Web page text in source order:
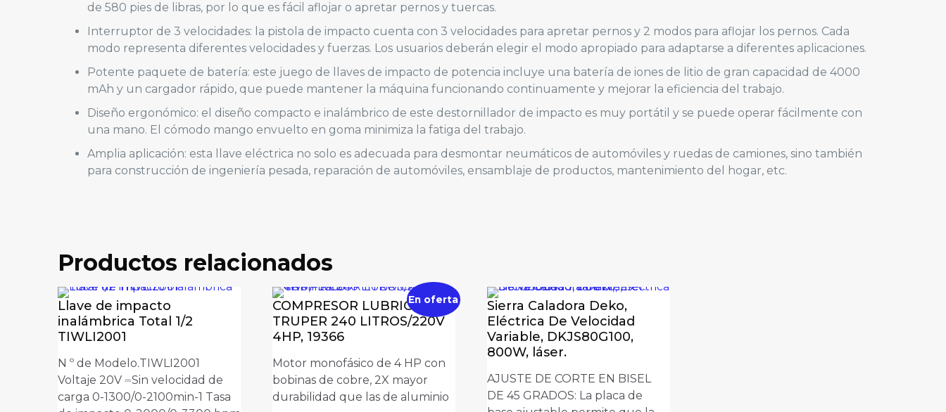
de 580 pies de libras, por lo que es fácil aflojar o apretar pernos y tuercas.
Interruptor de 3 velocidades: la pistola de impacto cuenta con 3 velocidades para apretar pernos y 2 modos para aflojar los pernos. Cada
modo representa diferentes velocidades y fuerzas. Los usuarios deberán elegir el modo apropiado para adaptarse a diferentes aplicaciones.
Potente paquete de batería: este juego de llaves de impacto de potencia incluye una batería de iones de litio de gran capacidad de 4000
mAh y un cargador rápido, que puede mantener la máquina funcionando continuamente y mejorar la eficiencia del trabajo.
Diseño ergonómico: el diseño compacto e inalámbrico de este destornillador de impacto es muy portátil y se puede operar fácilmente con
una mano. El cómodo mango envuelto en goma minimiza la fatiga del trabajo.
Amplia aplicación: esta llave eléctrica no solo es adecuada para desmontar neumáticos de automóviles y ruedas de camiones, sino también
para construcción de ingeniería pesada, reparación de automóviles, ensamblaje de productos, mantenimiento del hogar, etc.
Sé el primero en valorar “Llave de impacto inalámbrica deko 20V 800 N.m 1/2”
Tu dirección de correo electrónico no será publicada. Los campos obligatorios están marcados con*
Tu puntuación*
Tu valoración*
Productos relacionados
Llave de impacto
inalámbrica Total 1/2
TIWLI2001
N º de Modelo.TIWLI2001
Voltaje 20V ⎓Sin velocidad de
carga 0-1300/0-2100min-1 Tasa
En oferta
COMPRESOR LUBRICADO
TRUPER 240 LITROS/220V
4HP, 19366
Motor monofásico de 4 HP con
bobinas de cobre, 2X mayor
durabilidad que las de aluminio
Sierra Caladora Deko,
Eléctrica De Velocidad
Variable, DKJS80G100,
800W, láser.
AJUSTE DE CORTE EN BISEL
DE 45 GRADOS: La placa de